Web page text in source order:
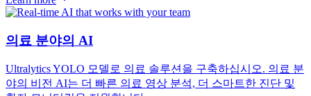
의료 분야의 AI
Ultralytics YOLO 모델로 의료 솔루션을 구축하십시오. 의료 분
야의 비전 AI는 더 빠른 의료 영상 분석, 더 스마트한 진단 및